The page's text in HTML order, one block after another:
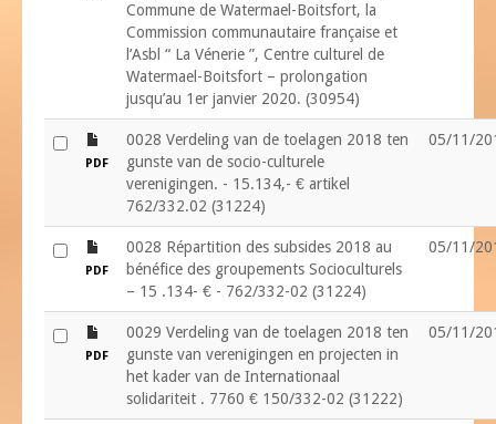
Commune de Watermael-Boitsfort, la
Commission communautaire française et
l’Asbl “ La Vénerie ”, Centre culturel de
Watermael-Boitsfort – prolongation
jusqu’au 1er janvier 2020. (30954)
PDF
0028 Verdeling van de toelagen 2018 ten
gunste van de socio-culturele
verenigingen. - 15.134,- € artikel
762/332.02 (31224)
05/11/
PDF
0028 Répartition des subsides 2018 au
bénéfice des groupements Socioculturels
– 15 .134- € - 762/332-02 (31224)
05/11/
PDF
0029 Verdeling van de toelagen 2018 ten
gunste van verenigingen en projecten in
het kader van de Internationaal
solidariteit . 7760 € 150/332-02 (31222)
05/11/